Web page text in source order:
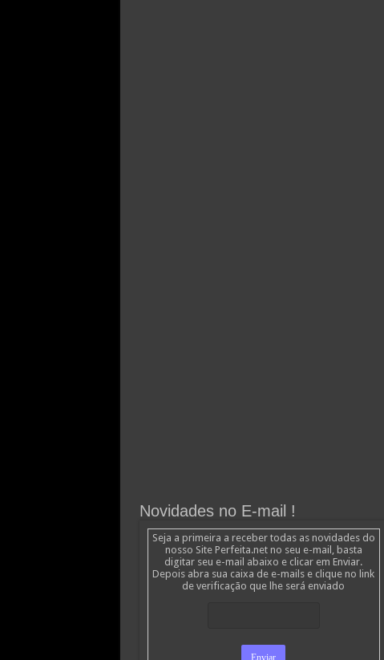
Novidades no E-mail !
Seja a primeira a receber todas as novidades do
nosso Site Perfeita.net no seu e-mail, basta
digitar seu e-mail abaixo e clicar em Enviar.
Depois abra sua caixa de e-mails e clique no link
de verificação que lhe será enviado